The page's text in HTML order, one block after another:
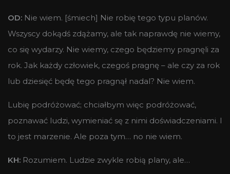
OD: Nie wiem. [śmiech] Nie robię tego typu planów.
Wszyscy dokądś zdążamy, ale tak naprawdę nie wiemy,
co się wydarzy. Nie wiemy, czego będziemy pragnęli za
rok. Jak każdy człowiek, czegoś pragnę – ale czy za rok
lub dziesięć będę tego pragnął nadal? Nie wiem.
Lubię podróżować; chciałbym więc podróżować,
poznawać ludzi, wymieniać sę z nimi doświadczeniami. I
to jest marzenie. Ale poza tym… no nie wiem.
KH: Rozumiem. Ludzie zwykle robią plany, ale…